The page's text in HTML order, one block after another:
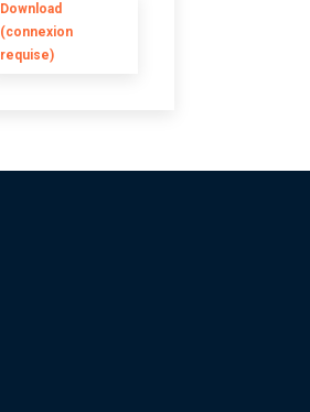
Download
(connexion
requise)